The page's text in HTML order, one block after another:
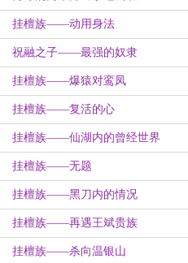
挂檀族——动用身法
祝融之子——最强的奴隶
挂檀族——爆猿对鸾凤
挂檀族——复活的心
挂檀族——仙湖内的曾经世界
挂檀族——无题
挂檀族——黑刀内的情况
挂檀族——再遇王斌贵族
挂檀族——杀向温银山